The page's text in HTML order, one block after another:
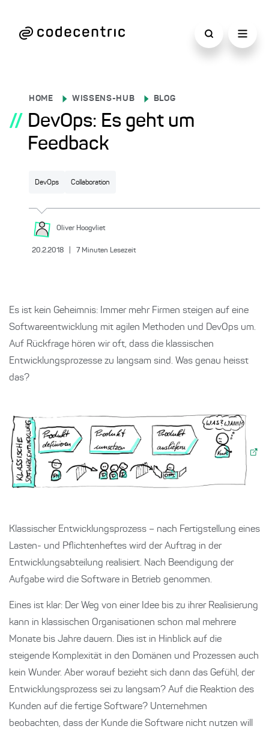
HOME WISSENS-HUB BLOG
// DevOps: Es geht um
Feedback
DevOps Collaboration
Oliver Hoogvliet
20.2.2018 7 Minuten Lesezeit
Es ist kein Geheimnis: Immer mehr Firmen steigen auf eine
Softwareentwicklung mit agilen Methoden und DevOps um.
Auf Rückfrage hören wir oft, dass die klassischen
Entwicklungsprozesse zu langsam sind. Was genau heisst
das?
Klassischer Entwicklungsprozess – nach Fertigstellung eines
Lasten- und Pflichtenheftes wird der Auftrag in der
Entwicklungsabteilung realisiert. Nach Beendigung der
Aufgabe wird die Software in Betrieb genommen.
Eines ist klar: Der Weg von einer Idee bis zu ihrer Realisierung
kann in klassischen Organisationen schon mal mehrere
Monate bis Jahre dauern. Dies ist in Hinblick auf die
steigende Komplexität in den Domänen und Prozessen auch
kein Wunder. Aber worauf bezieht sich dann das Gefühl, der
Entwicklungsprozess sei zu langsam? Auf die Reaktion des
Kunden auf die fertige Software? Unternehmen
beobachten, dass der Kunde die Software nicht nutzen will